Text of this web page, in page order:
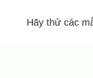
Hãy thử các